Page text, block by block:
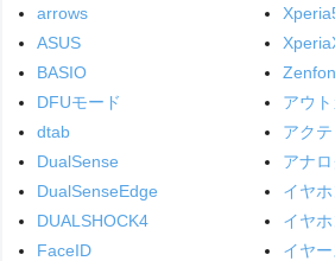
arrows
ASUS
BASIO
DFUモード
dtab
DualSense
DualSenseEdge
DUALSHOCK4
FaceID
アウ
アク
アナ
イヤ
イヤ
イヤ